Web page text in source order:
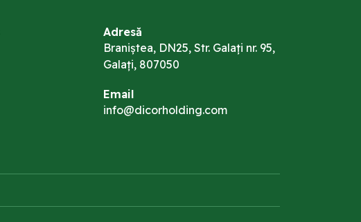
Adresă
Braniștea, DN25, Str. Galați nr. 95,
Galați, 807050
Email
info@dicorholding.com